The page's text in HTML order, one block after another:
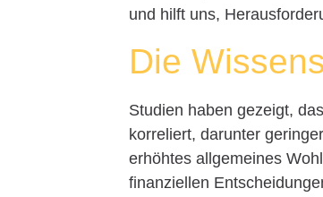
und hilft uns,
Die
Studien haben gezeigt,
korreliert, darunter
erhöhtes allgemeines
finanziellen